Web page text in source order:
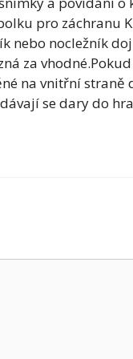
pro záchranu
nebo nocležník
za
na vnitřní
se dary do